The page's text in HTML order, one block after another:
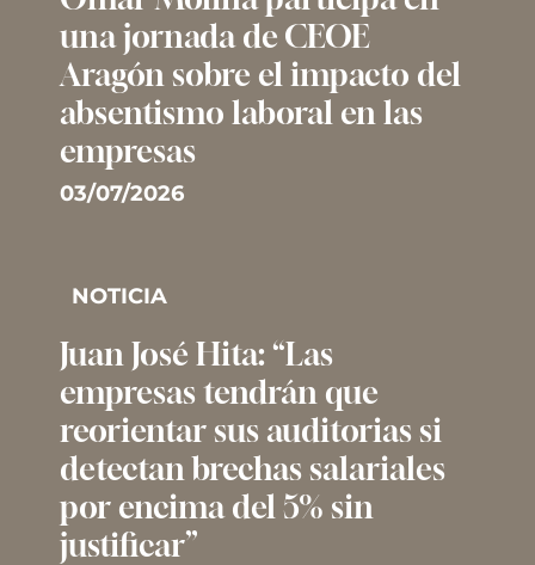
una jornada de CEOE
Aragón sobre el impacto del
absentismo laboral en las
empresas
03/07/2026
NOTICIA
Juan José Hita: “Las
empresas tendrán que
reorientar sus auditorias si
detectan brechas salariales
por encima del 5% sin
justificar”